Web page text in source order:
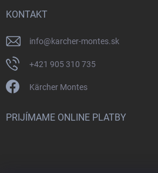
KONTAKT
info@karcher-montes.sk
+421 905 310 735
Kärcher Montes
PRIJÍMAME ONLINE PLATBY